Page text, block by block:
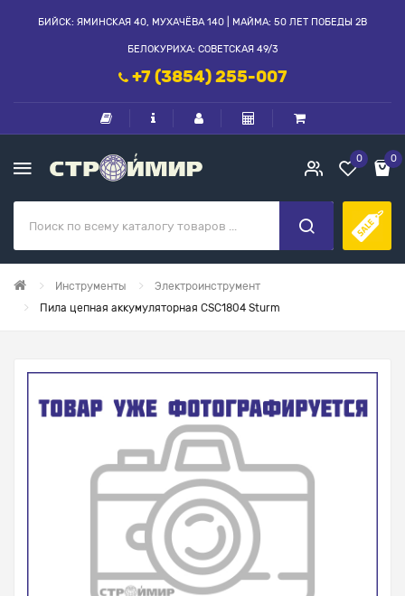
БИЙСК: ЯМИНСКАЯ 40, МУХАЧЁВА 140 | МАЙМА: 50 ЛЕТ ПОБЕДЫ 2В
БЕЛОКУРИХА: СОВЕТСКАЯ 49/3
+7 (3854) 255-007
0 0
Инструменты
Электроинструмент
Пила цепная аккумуляторная CSC1804 Sturm